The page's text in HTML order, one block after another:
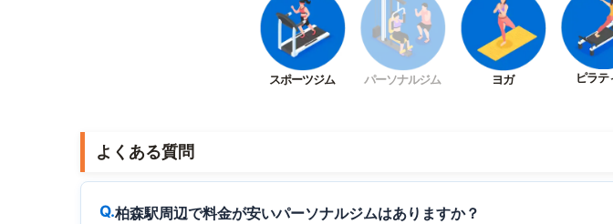
スポーツジム パーソナルジム ヨガ ピラテ
よくある質問
柏森駅周辺で料金が安いパーソナルジムはありますか？